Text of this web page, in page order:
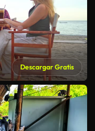
Descargar Gratis